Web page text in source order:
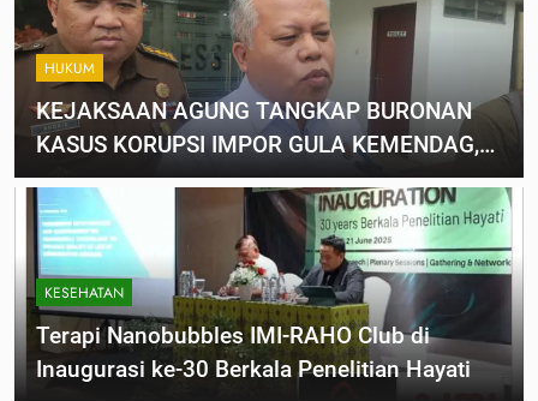
HUKUM
KEJAKSAAN AGUNG TANGKAP BURONAN
KASUS KORUPSI IMPOR GULA KEMENDAG,
KERUGIAN NEGARA CAPAI RP578 MILIAR
KESEHATAN
Terapi Nanobubbles IMI-RAHO Club di
Inaugurasi ke-30 Berkala Penelitian Hayati